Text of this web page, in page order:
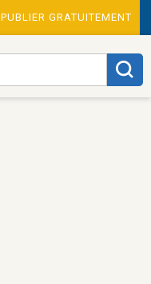
PUBLIER GRATUITEMENT